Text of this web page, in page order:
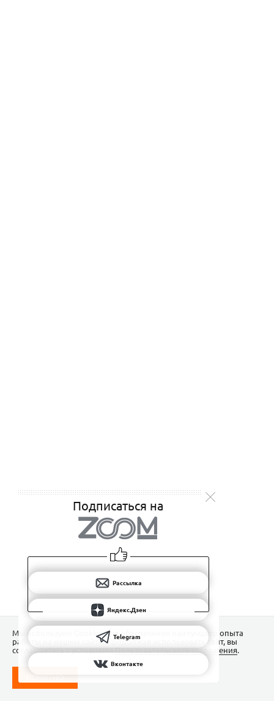
Подписаться на
Рассылка
Яндекс.Дзен
Telegram
Вконтакте
Мы используем Сookies для обеспечения наилучшего опыта
работы на нашем сайте. Продолжая использовать сайт, вы
соглашаетесь с условиямиПользовательского соглашения.
ПОНЯТНО